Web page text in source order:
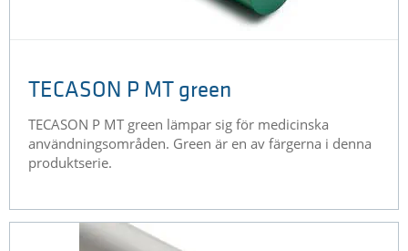
TECASON P MT green
TECASON P MT green lämpar sig för medicinska
användningsområden. Green är en av färgerna i denna
produktserie.